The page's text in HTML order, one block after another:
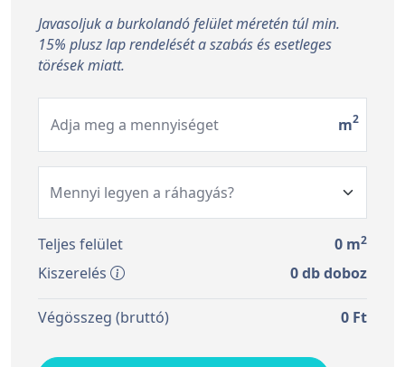
Javasoljuk a burkolandó felület méretén túl min.
15% plusz lap rendelését a szabás és esetleges
törések miatt.
Adja meg a mennyiséget m2
Teljes felület 0 m2
Kiszerelés 0db doboz
Végösszeg (bruttó) 0 Ft